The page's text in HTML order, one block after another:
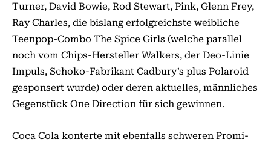
Turner, David Bowie, Rod Stewart, Pink, Glenn Frey,
Ray Charles, die bislang erfolgreichste weibliche
Teenpop-Combo The Spice Girls (welche parallel
noch vom Chips-Hersteller Walkers, der Deo-Linie
Impuls, Schoko-Fabrikant Cadbury’s plus Polaroid
gesponsert wurde) oder deren aktuelles, männliches
Gegenstück One Direction für sich gewinnen.
Coca Cola konterte mit ebenfalls schweren Promi-